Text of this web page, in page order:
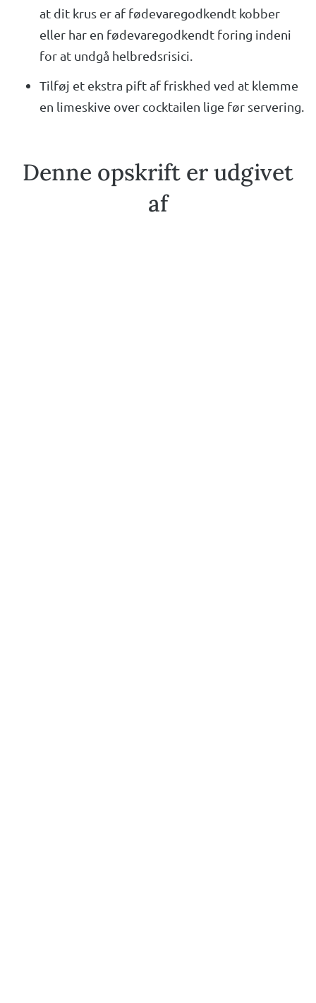
at dit krus er af fødevaregodkendt kobber
eller har en fødevaregodkendt foring indeni
for at undgå helbredsrisici.
Tilføj et ekstra pift af friskhed ved at klemme
en limeskive over cocktailen lige før servering.
Denne opskrift er udgivet
af